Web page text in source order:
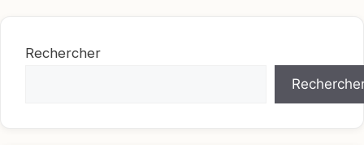
Rechercher